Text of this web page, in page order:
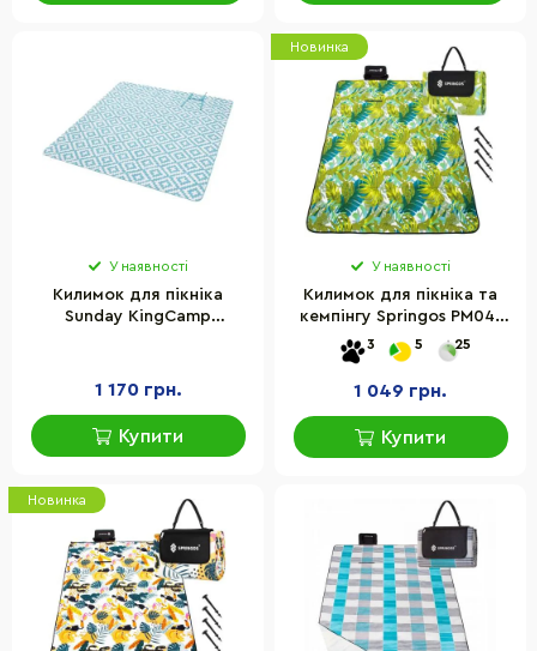
У наявності
Килимок для пікніка
Sunday KingCamp
1 170 грн.
Купити
Новинка
У наявності
Килимок для пікніка та
кемпінгу Springos PM041
складний 200x200 см
3 5 25
1 049 грн.
Купити
Новинка